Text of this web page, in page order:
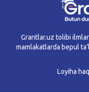
Grantlar.uz tolibi
mamlakatlarda bepul
Loyiha